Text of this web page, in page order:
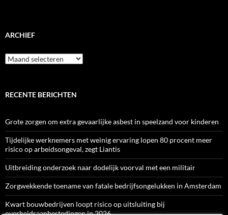
ARCHIEF
Archief
RECENTE BERICHTEN
Grote zorgen om extra gevaarlijke asbest in speelzand voor kinderen
Tijdelijke werknemers met weinig ervaring lopen 80 procent meer
risico op arbeidsongeval, zegt Liantis
Uitbreiding onderzoek naar dodelijk voorval met een militair
Zorgwekkende toename van fatale bedrijfsongelukken in Amsterdam
Kwart bouwbedrijven loopt risico op uitsluiting bij
overheidsaanbestedingen in 2026